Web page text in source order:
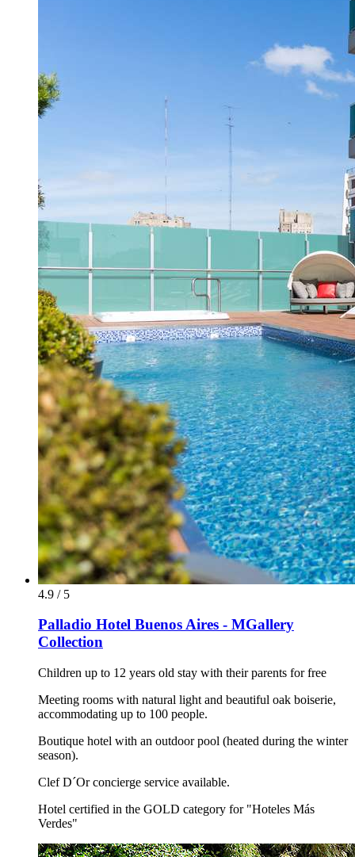
4.9 / 5
Palladio Hotel Buenos Aires - MGallery
Collection
Children up to 12 years old stay with their parents for free
Meeting rooms with natural light and beautiful oak boiserie,
accommodating up to 100 people.
Boutique hotel with an outdoor pool (heated during the winter
season).
Clef D´Or concierge service available.
Hotel certified in the GOLD category for "Hoteles Más
Verdes"